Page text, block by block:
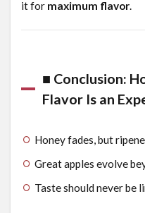
it for maximum flavor
■ Conclusion:
Flavor Is an
Honey fades, but
Great apples evolve
Taste should never be